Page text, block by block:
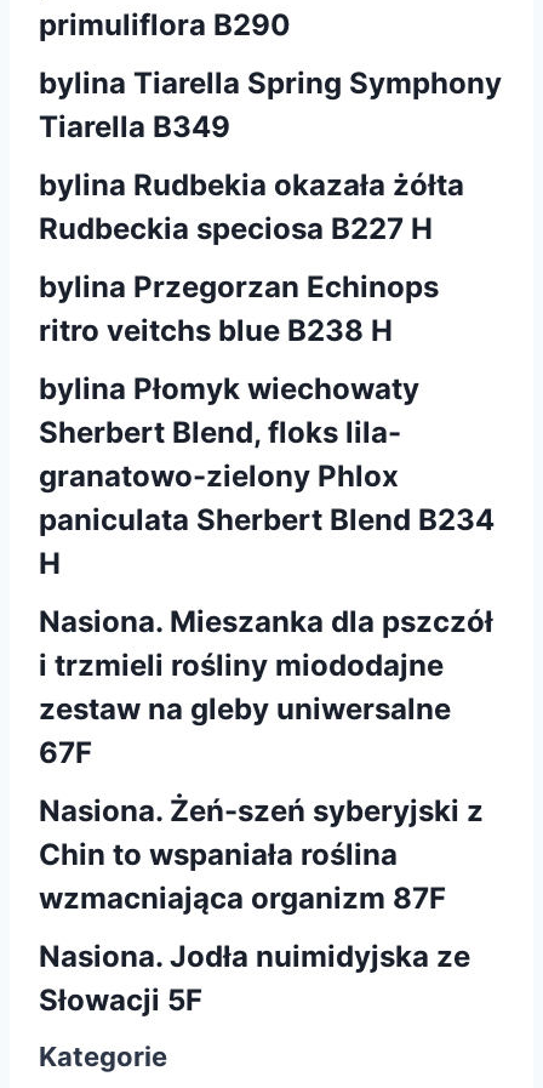
primuliflora B290
bylina Tiarella Spring Symphony
Tiarella B349
bylina Rudbekia okazała żółta
Rudbeckia speciosa B227 H
bylina Przegorzan Echinops
ritro veitchs blue B238 H
bylina Płomyk wiechowaty
Sherbert Blend, floks lila-
granatowo-zielony Phlox
paniculata Sherbert Blend B234
H
Nasiona. Mieszanka dla pszczół
i trzmieli rośliny miododajne
zestaw na gleby uniwersalne
67F
Nasiona. Żeń-szeń syberyjski z
Chin to wspaniała roślina
wzmacniająca organizm 87F
Nasiona. Jodła nuimidyjska ze
Słowacji 5F
Kategorie